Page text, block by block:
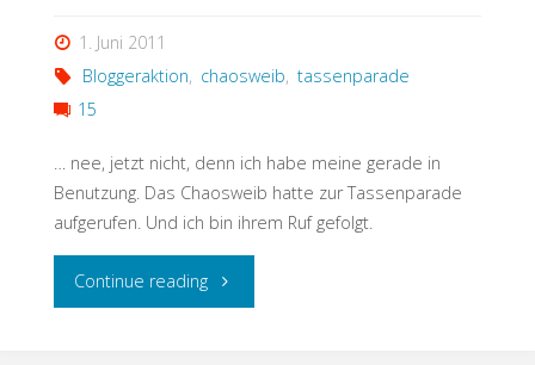
1. Juni 2011
Bloggeraktion, chaosweib, tassenparade
15
… nee, jetzt nicht, denn ich habe meine gerade in
Benutzung. Das Chaosweib hatte zur Tassenparade
aufgerufen. Und ich bin ihrem Ruf gefolgt.
Continue reading"noch